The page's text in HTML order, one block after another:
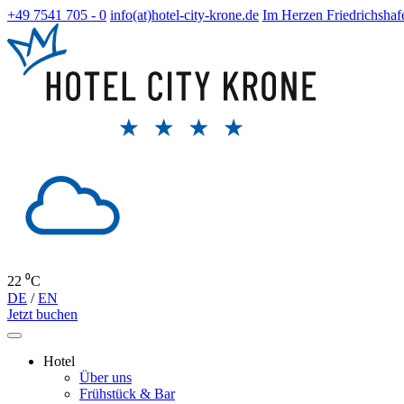
+49 7541 705 - 0 info(at)hotel-city-krone.de Im Herzen
22 ⁰C
DE /EN
Jetzt buchen
Hotel
Über uns
Frühstück & Bar